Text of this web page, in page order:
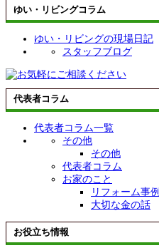
ゆい・リビングコラム
ゆい・リビングの現場日記
スタッフブログ
代表者コラム
代表者コラム一覧
その他
その他
代表者コラム
お家のこと
リフォーム事例
大切な金の話
お役立ち情報